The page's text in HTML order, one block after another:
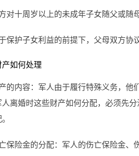
十周岁以上的未成年子女随父或随母
护子女利益的前提下，父母双方协议
如何处理
内容：军人由于履行特殊义务，他
离婚时这些财产如何分配，必须先
险金的分配：军人的伤亡保险金、